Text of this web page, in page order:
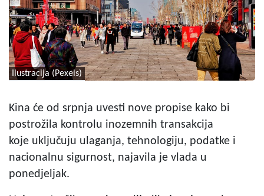
Ilustracija (Pexels)
Kina će od srpnja uvesti nove propise kako bi
postrožila kontrolu inozemnih transakcija
koje uključuju ulaganja, tehnologiju, podatke i
nacionalnu sigurnost, najavila je vlada u
ponedjeljak.